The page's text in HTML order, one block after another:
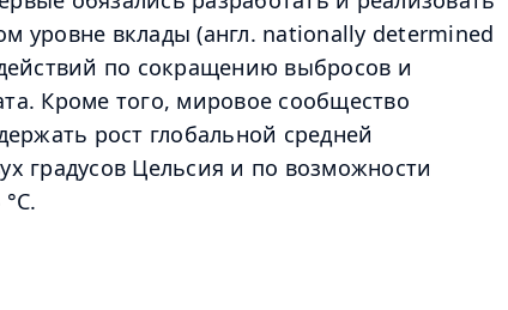
уровне вклады (англ. nationally determined
по сокращению выбросов и
Кроме того, мировое сообщество
рост глобальной средней
градусов Цельсия и по возможности